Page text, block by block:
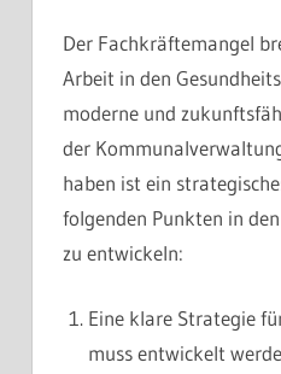
Der Fachkräftemangel
Arbeit in den
moderne und
der
haben ist ein
folgenden Punkten in
zu entwickeln:
Eine klare Strategie
muss entwickelt